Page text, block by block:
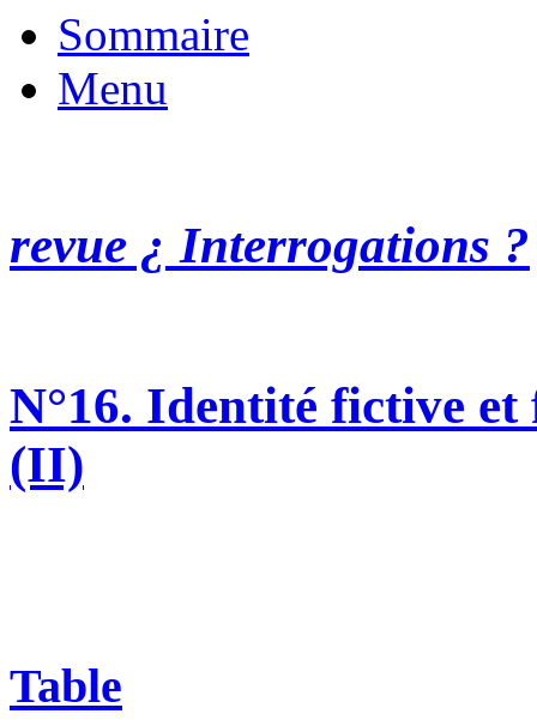
Sommaire
Menu
revue ¿ Interrogations ?
N°16. Identité fictive
(II)
Table